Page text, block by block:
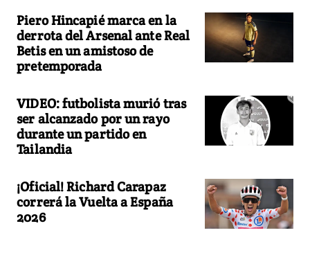
Piero Hincapié marca en la
derrota del Arsenal ante Real
Betis en un amistoso de
pretemporada
VIDEO: futbolista murió tras
ser alcanzado por un rayo
durante un partido en
Tailandia
¡Oficial! Richard Carapaz
correrá la Vuelta a España
2026